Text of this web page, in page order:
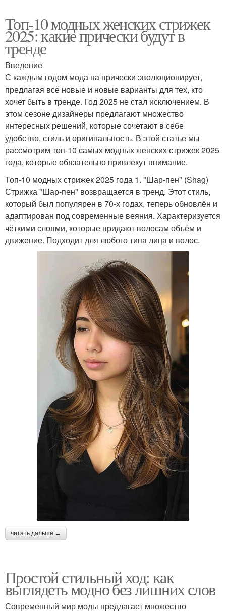
Топ-10 модных женских стрижек
2025: какие прически будут в
тренде
Введение
С каждым годом мода на прически эволюционирует,
предлагая всё новые и новые варианты для тех, кто
хочет быть в тренде. Год 2025 не стал исключением. В
этом сезоне дизайнеры предлагают множество
интересных решений, которые сочетают в себе
удобство, стиль и оригинальность. В этой статье мы
рассмотрим топ-10 самых модных женских стрижек 2025
года, которые обязательно привлекут внимание.
Топ-10 модных стрижек 2025 года 1. "Шар-пен" (Shag)
Стрижка "Шар-пен" возвращается в тренд. Этот стиль,
который был популярен в 70-х годах, теперь обновлён и
адаптирован под современные веяния. Характеризуется
чёткими слоями, которые придают волосам объём и
движение. Подходит для любого типа лица и волос.
читать дальше →
Простой стильный ход: как
выглядеть модно без лишних слов
Современный мир моды предлагает множество